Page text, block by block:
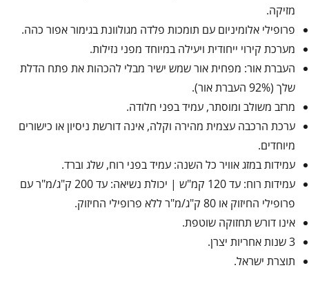
מזיקה.
פרופילי אלומיניום עם תומכות פלדה מגולוונת בגימור אפור כהה.
מערכת קירוי ייחודית ויעילה במיוחד מפני נזילות.
העברת אור: מפחית אור שמש ישיר מבלי להכהות את פתח הדלת
שלך (92% העברת אור).
מרזב משולב ומוסתר, עמיד בפני חלודה.
ערכת הרכבה עצמית מהירה וקלה, אינה דורשת ניסיון או כישורים
מיוחדים.
עמידות במזג אוויר כל השנה: עמיד בפני רוח, שלג וברד.
עמידות רוח: עד 120 קמ"ש | יכולת נשיאה: עד 200 ק"ג/מ"ר עם
פרופילי החיזוק או 80 ק"ג/מ"ר ללא פרופילי החיזוק.
אינו דורש תחזוקה שוטפת.
3 שנות אחריות יצרן.
תוצרת ישראל.